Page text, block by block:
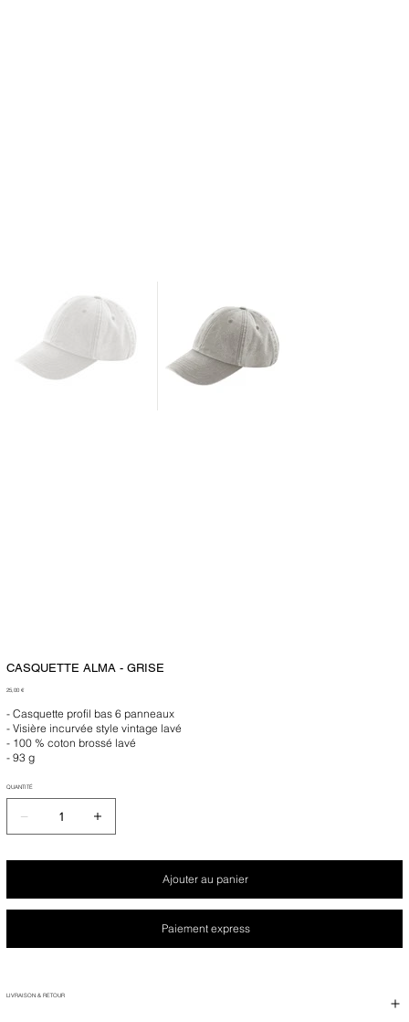
CASQUETTE ALMA - GRISE
Prix
25,00 €
- Casquette profil bas 6 panneaux
- Visière incurvée style vintage lavé
- 100 % coton brossé lavé
- 93 g
QUANTITÉ
Ajouter au panier
Paiement express
LIVRAISON & RETOUR